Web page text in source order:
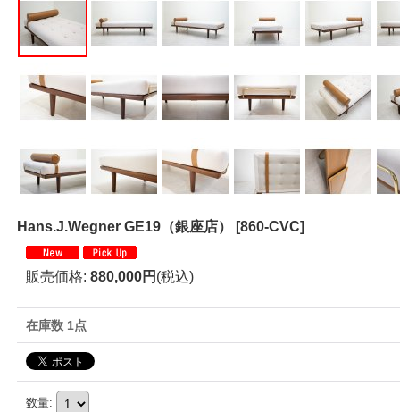
Hans.J.Wegner GE19（銀座店） [860-CVC]
販売価格: 880,000円 (税込)
在庫数 1点
数量: